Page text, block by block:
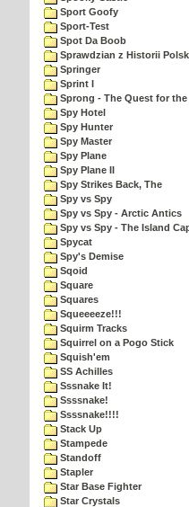
Sport Goofy
Sport-Test
Spot Da Boob
Sprawdzian z Historii
Springer
Sprint I
Sprong - The Quest for
Spy Hotel
Spy Hunter
Spy Master
Spy Plane
Spy Plane II
Spy Strikes Back, The
Spy vs Spy
Spy vs Spy - Arctic Antics
Spy vs Spy - The Island
Spycat
Spy's Demise
Sqoid
Square
Squares
Squeeeeze!!!
Squirm Tracks
Squirrel on a Pogo Stick
Squish'em
SS Achilles
Sssnake It!
Ssssnake!
Ssssnake!!!!
Stack Up
Stampede
Standoff
Stapler
Star Base Fighter
Star Crystals